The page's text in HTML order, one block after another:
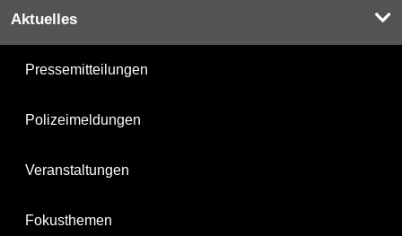
Aktuelles
Pressemitteilungen
Polizeimeldungen
Veranstaltungen
Fokusthemen